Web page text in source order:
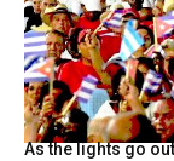
As the lights go